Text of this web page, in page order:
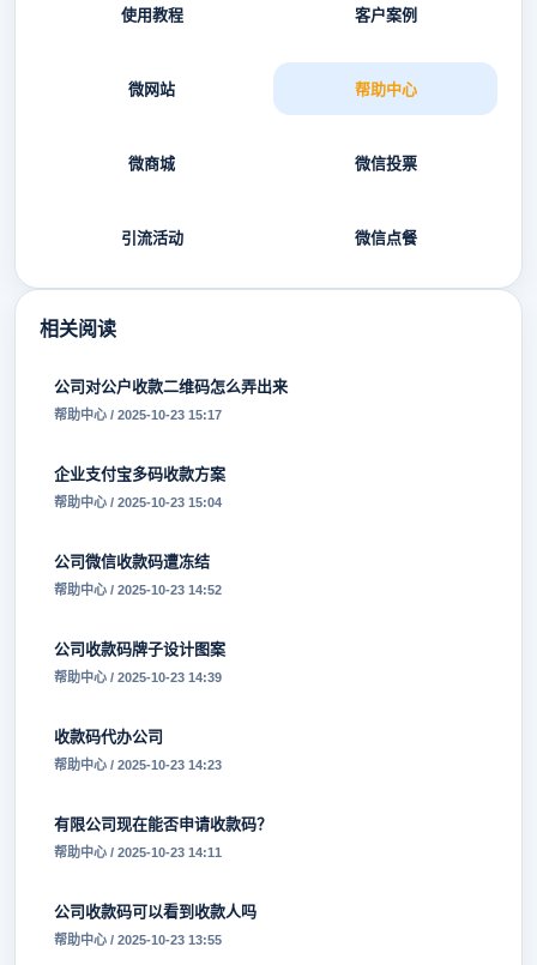
使用教程 客户案例
微网站 帮助中心
微商城 微信投票
引流活动 微信点餐
相关阅读
公司对公户收款二维码怎么弄出来
帮助中心 / 2025-10-23 15:17
企业支付宝多码收款方案
帮助中心 / 2025-10-23 15:04
公司微信收款码遭冻结
帮助中心 / 2025-10-23 14:52
公司收款码牌子设计图案
帮助中心 / 2025-10-23 14:39
收款码代办公司
帮助中心 / 2025-10-23 14:23
有限公司现在能否申请收款码？
帮助中心 / 2025-10-23 14:11
公司收款码可以看到收款人吗
帮助中心 / 2025-10-23 13:55